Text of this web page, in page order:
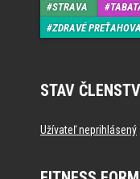
STRAVA
ZDRAVÉ
STAV
Užívateľ neprihlásený